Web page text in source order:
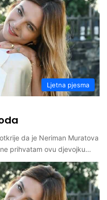
Ljetna pjesma
da je Neriman Muratova
prihvatam ovu djevojku…